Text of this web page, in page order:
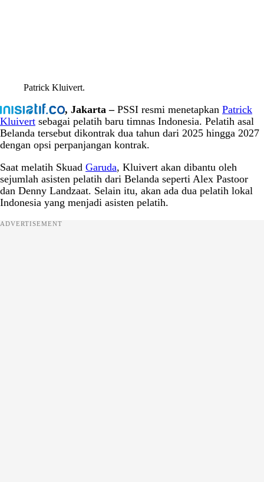
Patrick Kluivert.
, Jakarta –PSSI resmi menetapkan Patrick
Kluivert sebagai pelatih baru timnas Indonesia. Pelatih asal
Belanda tersebut dikontrak dua tahun dari 2025 hingga 2027
dengan opsi perpanjangan kontrak.
Saat melatih Skuad Garuda, Kluivert akan dibantu oleh
sejumlah asisten pelatih dari Belanda seperti Alex Pastoor
dan Denny Landzaat. Selain itu, akan ada dua pelatih lokal
Indonesia yang menjadi asisten pelatih.
ADVERTISEMENT